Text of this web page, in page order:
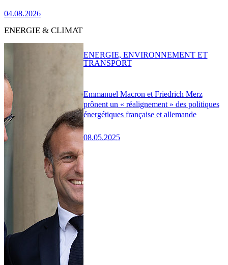
04.08.2026
ENERGIE & CLIMAT
Emmanuel Macron et Friedrich Merz
prônent un « réalignement » des politiques
énergétiques française et allemande
08.05.2025
ENERGIE, ENVIRONNEMENT ET
TRANSPORT